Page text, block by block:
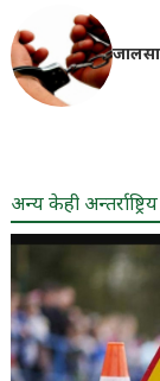
अन्य केही